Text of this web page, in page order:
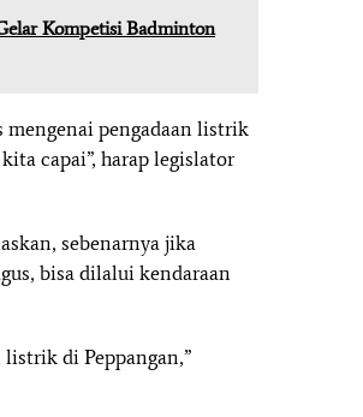
Kompetisi Badminton
mengenai pengadaan listrik
capai”, harap legislator
sebenarnya jika
bisa dilalui kendaraan
di Peppangan,”